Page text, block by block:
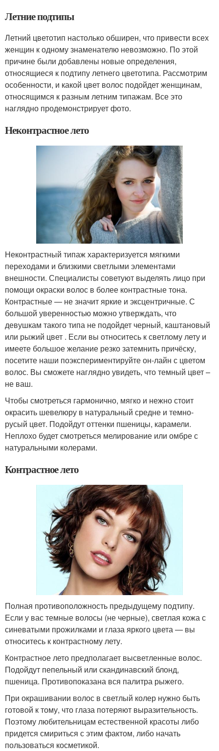
Летние подтипы
Летний цветотип настолько обширен, что привести всех
женщин к одному знаменателю невозможно. По этой
причине были добавлены новые определения,
относящиеся к подтипу летнего цветотипа. Рассмотрим
особенности, и какой цвет волос подойдет женщинам,
относящимся к разным летним типажам. Все это
наглядно продемонстрирует фото.
Неконтрастное лето
Неконтрастный типаж характеризуется мягкими
переходами и близкими светлыми элементами
внешности. Специалисты советуют выделять лицо при
помощи окраски волос в более контрастные тона.
Контрастные — не значит яркие и эксцентричные. С
большой уверенностью можно утверждать, что
девушкам такого типа не подойдет черный, каштановый
или рыжий цвет . Если вы относитесь к светлому лету и
имеете большое желание резко затемнить причёску,
посетите наши поэкспериментируйте он-лайн с цветом
волос. Вы сможете наглядно увидеть, что темный цвет –
не ваш.
Чтобы смотреться гармонично, мягко и нежно стоит
окрасить шевелюру в натуральный средне и темно-
русый цвет. Подойдут оттенки пшеницы, карамели.
Неплохо будет смотреться мелирование или омбре с
натуральными колерами.
Контрастное лето
Полная противоположность предыдущему подтипу.
Если у вас темные волосы (не черные), светлая кожа с
синеватыми прожилками и глаза яркого цвета — вы
относитесь к контрастному лету.
Контрастное лето предполагает высветленные волос.
Подойдут пепельный или скандинавский блонд,
пшеница. Противопоказана вся палитра рыжего.
При окрашивании волос в светлый колер нужно быть
готовой к тому, что глаза потеряют выразительность.
Поэтому любительницам естественной красоты либо
придется смириться с этим фактом, либо начать
пользоваться косметикой.